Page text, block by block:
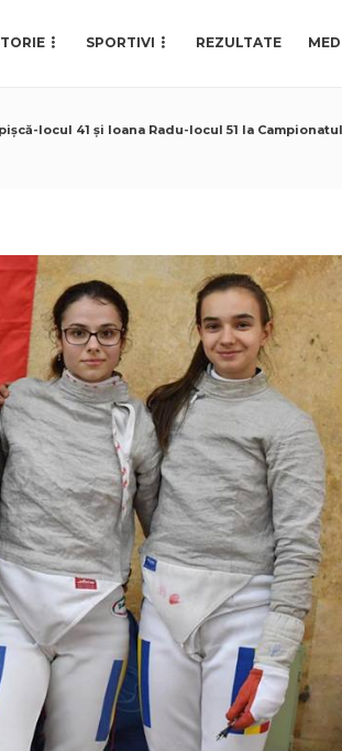
SPORTIVI REZULTATE
locul 41 și Ioana Radu-locul 51 la